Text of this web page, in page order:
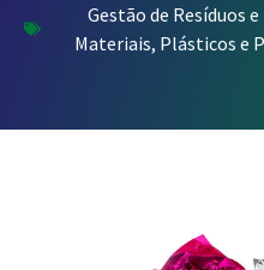
Gestão de Resíduos
Materiais, Plásticos e